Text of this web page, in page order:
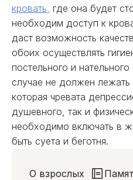
кровать, где она будет
необходим доступ к
даст возможность
обоих осуществлять
постельного и
случае не должен лежать
которая чревата
душевного, так и
необходимо включать в
быть суета и беготня.
О взрослых